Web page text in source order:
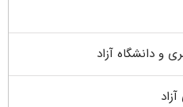
و دانشگاه آزاد